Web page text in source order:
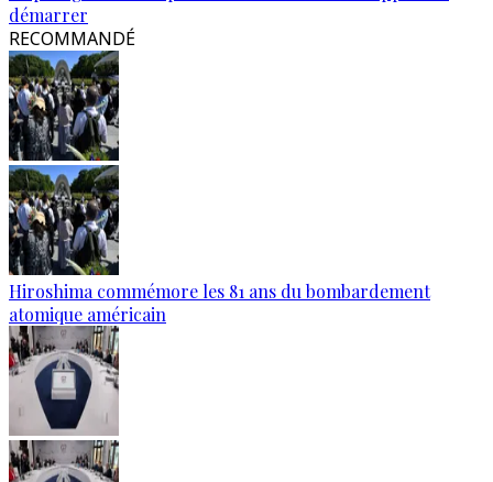
démarrer
RECOMMANDÉ
Hiroshima commémore les 81 ans du bombardement
atomique américain